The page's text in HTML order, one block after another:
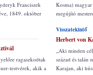
Franciszek
1849. október
ragaszkodtak
testvérek, akik a
Kosma) magyar
megújító
Visszatekintő
Herbert von
„Aki minden
század és talán
Karajan, aki